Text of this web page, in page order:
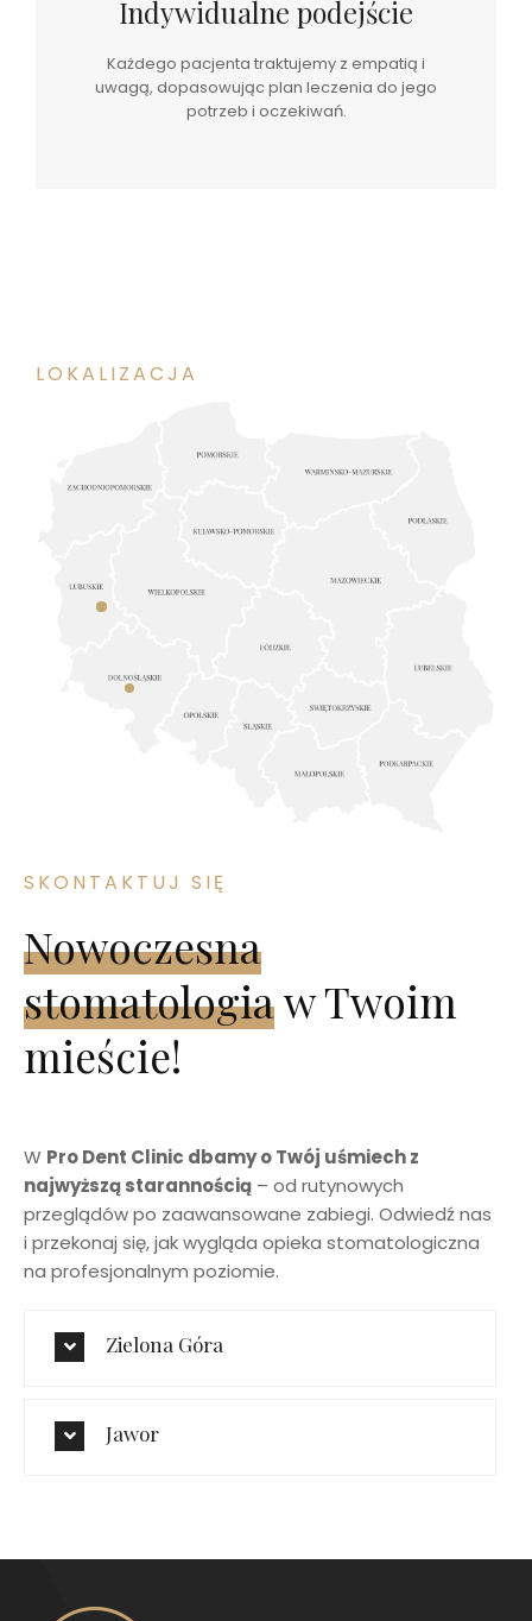
Indywidualne podejście
Każdego pacjenta traktujemy z empatią i
uwagą, dopasowując plan leczenia do jego
potrzeb i oczekiwań.
LOKALIZACJA
SKONTAKTUJ SIĘ
Nowoczesna
stomatologia​ w Twoim
mieście!
W Pro Dent Clinic dbamy o Twój uśmiech z
najwyższą starannością – od rutynowych
przeglądów po zaawansowane zabiegi. Odwiedź nas
i przekonaj się, jak wygląda opieka stomatologiczna
na profesjonalnym poziomie.
Zielona Góra
Jawor